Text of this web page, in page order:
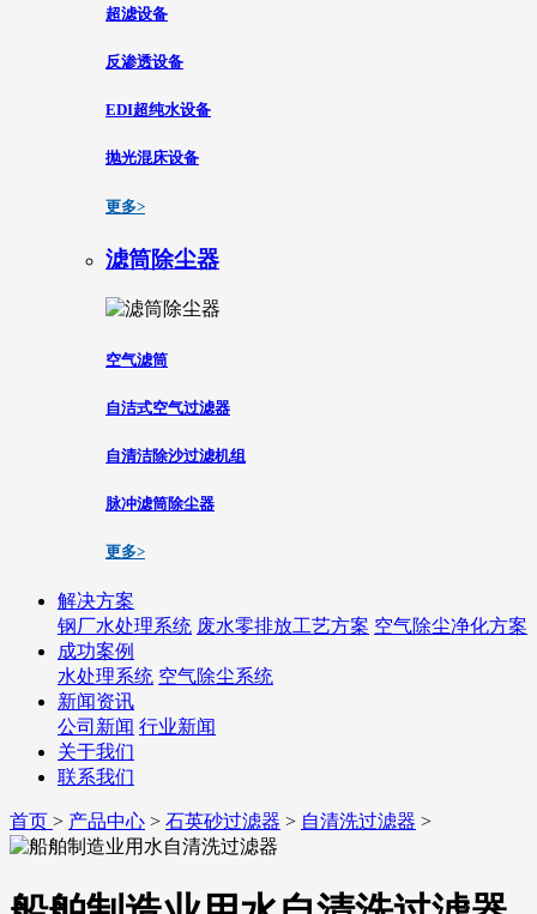
超滤设备
反渗透设备
EDI超纯水设备
抛光混床设备
更多>
滤筒除尘器
空气滤筒
自洁式空气过滤器
自清洁除沙过滤机组
脉冲滤筒除尘器
更多>
解决方案
钢厂水处理系统 废水零排放工艺方案 空气除尘净化方案
成功案例
水处理系统 空气除尘系统
新闻资讯
公司新闻 行业新闻
关于我们
联系我们
首页 > 产品中心 > 石英砂过滤器 > 自清洗过滤器 >